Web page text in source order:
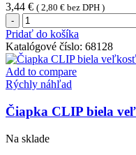
3,44 € ( 2,80 € bez DPH )
množstvo
Rukavica
(Vinyl)
nepúdrovaná
biela
`XL`
[100
ks
Pridať do košíka
Katalógové číslo: 68128
Add to compare
Rýchly náhľad
Čiapka CLIP biela
Na sklade